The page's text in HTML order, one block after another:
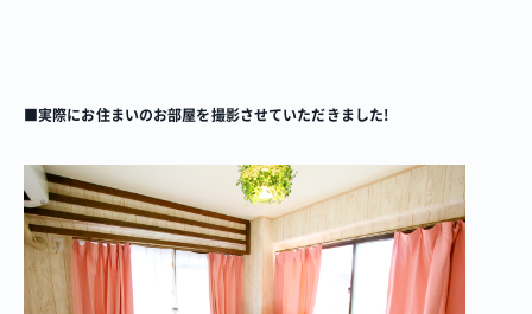
■実際にお住まいのお部屋を撮影させていただきました!